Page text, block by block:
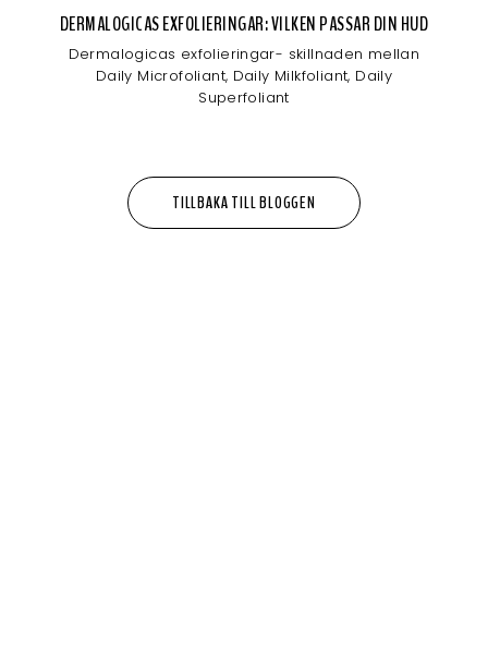
DERMALOGICAS EXFOLIERINGAR: VILKEN PASSAR DIN HUD
Dermalogicas exfolieringar- skillnaden mellan
Daily Microfoliant, Daily Milkfoliant, Daily
Superfoliant
TILLBAKA TILL BLOGGEN